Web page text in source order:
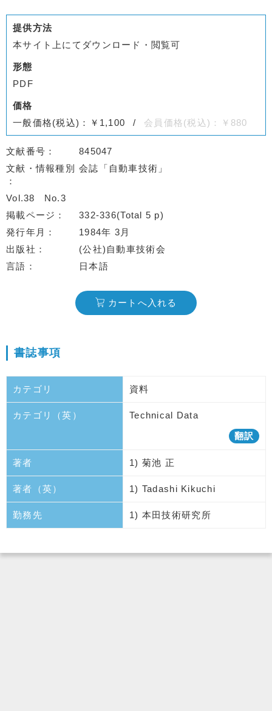
提供方法
本サイト上にてダウンロード・閲覧可
形態
PDF
価格
一般価格(税込)：￥1,100
会員価格(税込)：￥880
文献番号
845047
文献・情報種別
会誌「自動車技術」
Vol.38
No.3
掲載ページ
332-336(Total 5 p)
発行年月
1984年 3月
出版社
(公社)自動車技術会
言語
日本語
カートへ入れる
書誌事項
カテゴリ 資料
カテゴリ（英）
Technical Data
翻訳
著者 1) 菊池 正
著者（英） 1) Tadashi Kikuchi
勤務先 1) 本田技術研究所